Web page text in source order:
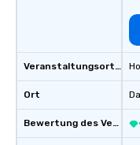
Veranstaltungsortstyp
Ort
Bewertung des Veranstaltungsortes